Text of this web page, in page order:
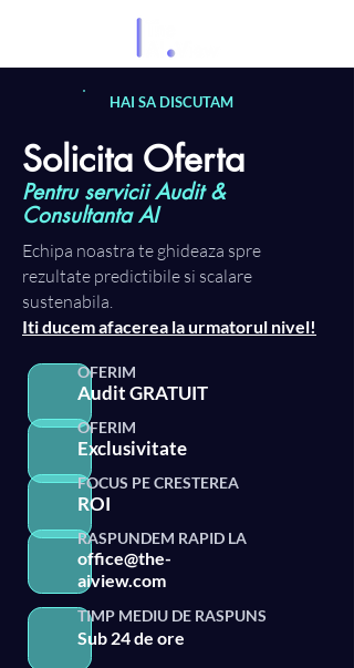
HAI SA DISCUTAM
Solicita Oferta
Pentru servicii Audit &
Consultanta AI
Echipa noastra te ghideaza spre
rezultate predictibile si scalare
sustenabila.
Iti ducem afacerea la urmatorul nivel!
OFERIM
Audit GRATUIT
OFERIM
Exclusivitate
FOCUS PE CRESTEREA
ROI
RASPUNDEM RAPID LA
office@the-
aiview.com
TIMP MEDIU DE RASPUNS
Sub 24 de ore